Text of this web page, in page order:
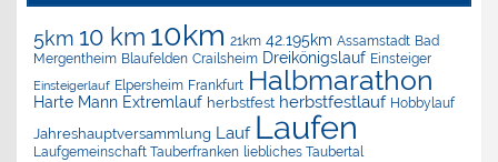
5km 10 km 10km 21km 42.195km Assamstadt Bad
Mergentheim Blaufelden Crailsheim Dreikönigslauf Einsteiger
Einsteigerlauf Elpersheim Frankfurt Halbmarathon
Harte Mann Extremlauf herbstfest herbstfestlauf Hobbylauf
Jahreshauptversammlung Lauf Laufen
Laufgemeinschaft Tauberfranken liebliches Taubertal